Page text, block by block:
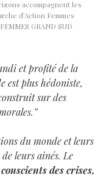
accompagnent les
d’Action Femmes
GRAND SUD
et profité de la
est plus hédoniste,
sur des
du monde et leurs
leurs ainés. Le
des crises,